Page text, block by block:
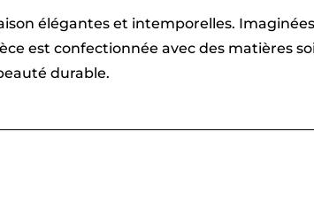
élégantes et intemporelles.
est confectionnée avec des matières
durable.